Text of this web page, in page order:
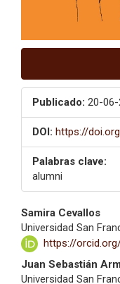
Publicado: 20-
DOI: https://
Palabras clave:
alumni
Contenido
principal
del
Samira Cevallos
Universidad San
https://
Juan Sebastián
Universidad San